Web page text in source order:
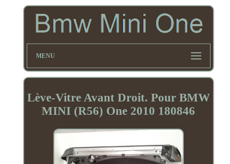
MENU
Lève-Vitre Avant Droit. Pour BMW
MINI (R56) One 2010 180846